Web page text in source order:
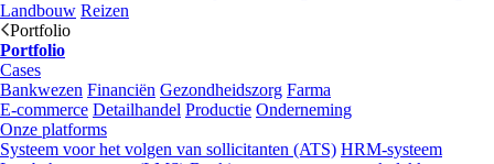
Landbouw Reizen
Portfolio
Portfolio
Cases
Bankwezen Financiën Gezondheidszorg Farma
E-commerce Detailhandel Productie Onderneming
Onze platforms
Systeem voor het volgen van sollicitanten (ATS) HRM-systeem